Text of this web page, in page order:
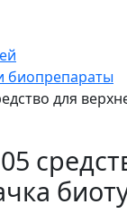
биопрепараты
для